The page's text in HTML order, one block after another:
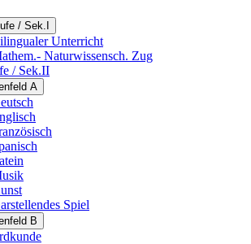
/ Sek.I
Unterricht
Naturwissensch. Zug
/ Sek.II
A
Spiel
B